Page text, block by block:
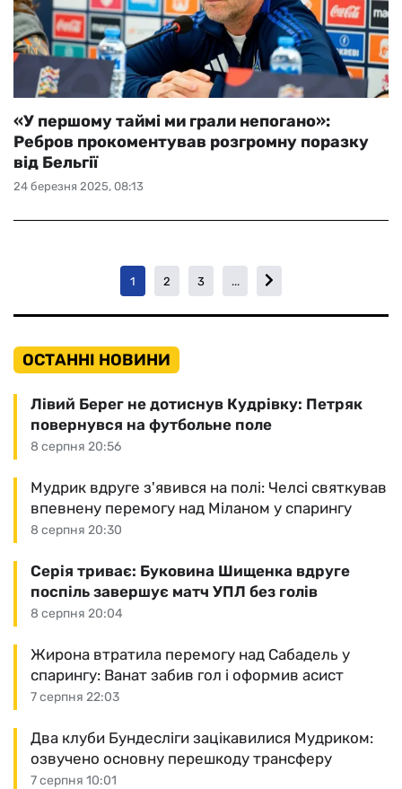
24 березня 2025, 08:13
«У першому таймі ми грали непогано»:
Ребров прокоментував розгромну поразку
від Бельгії
1 2 3 ...
ОСТАННІ НОВИНИ
8 серпня 20:56
Лівий Берег не дотиснув Кудрівку: Петряк
повернувся на футбольне поле
8 серпня 20:30
Мудрик вдруге з'явився на полі: Челсі святкував
впевнену перемогу над Міланом у спарингу
8 серпня 20:04
Серія триває: Буковина Шищенка вдруге
поспіль завершує матч УПЛ без голів
7 серпня 22:03
Жирона втратила перемогу над Сабадель у
спарингу: Ванат забив гол і оформив асист
7 серпня 10:01
Два клуби Бундесліги зацікавилися Мудриком:
озвучено основну перешкоду трансферу